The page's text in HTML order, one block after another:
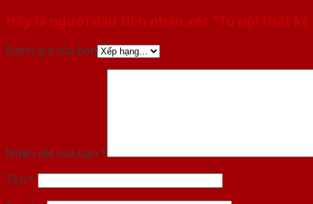
Hãy là người đầu tiên nhận xét “Tủ nội thất kệ
Đánh giá của bạn
Nhận xét của bạn *
Tên *